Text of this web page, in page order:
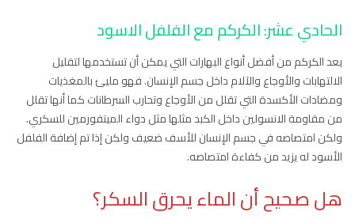
الحادي عشر: الكركم مع الفلفل الاسود
يعد الكركم من أفضل أنواع البهارات التي يمكن أن تستخدمها لتقليل
الالتهابات والأوجاع والآلام داخل جسم الإنسان. فهو مليئ بالمغذيات
ومضادات الأكسدة التي تقلل من الأوجاع وتحارب السرطانات كما أنها تقلل
من مقاومة الانسولين داخل الكبد مثلها مثل دواء الميتفورمين للسكري.
ولكن امتصاصه في جسم الإنسان للأسف ضعيف ولكن إذا تم إضافة الفلفل
الأسود له يزيد من كفاءة امتصاصه.
هل صحيح أن الماء يحرق السكر؟